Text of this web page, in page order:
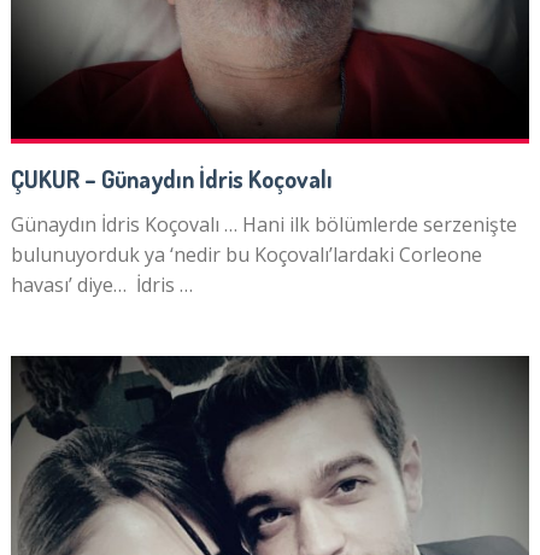
ÇUKUR – Günaydın İdris Koçovalı
Günaydın İdris Koçovalı … Hani ilk bölümlerde serzenişte
bulunuyorduk ya ‘nedir bu Koçovalı’lardaki Corleone
havası’ diye… İdris …